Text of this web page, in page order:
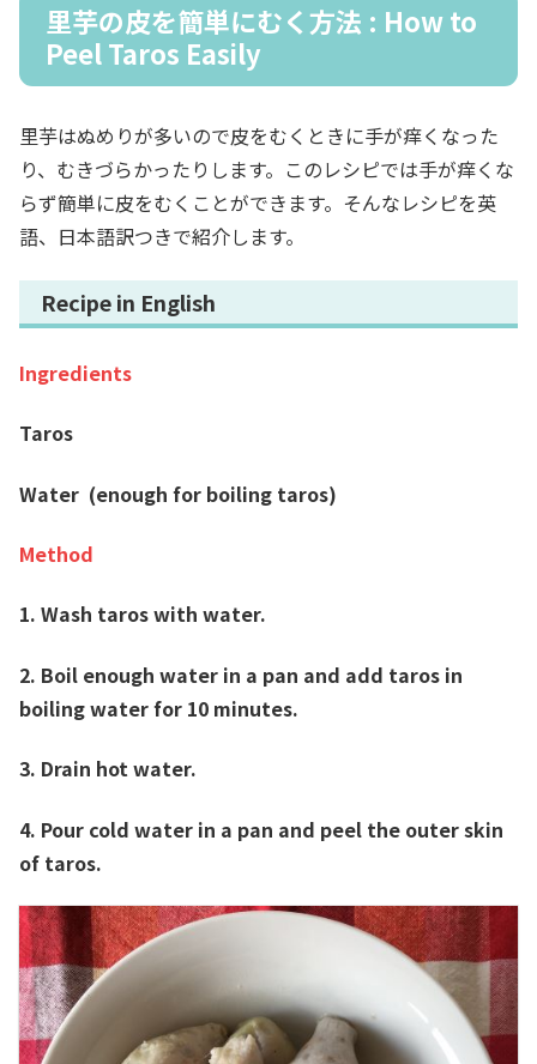
里芋の皮を簡単にむく方法 : How to
Peel Taros Easily
里芋はぬめりが多いので皮をむくときに手が痒くなった
り、むきづらかったりします。このレシピでは手が痒くな
らず簡単に皮をむくことができます。そんなレシピを英
語、日本語訳つきで紹介します。
Recipe in English
Ingredients
Taros
Water (enough for boiling taros)
Method
1. Wash taros with water.
2. Boil enough water in a pan and add taros in
boiling water for 10 minutes.
3. Drain hot water.
4. Pour cold water in a pan and peel the outer skin
of taros.